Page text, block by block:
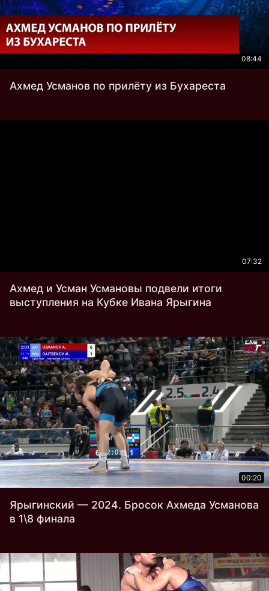
08:44
Ахмед Усманов по прилёту из Бухареста
07:32
Ахмед и Усман Усмановы подвели итоги
выступления на Кубке Ивана Ярыгина
00:20
Ярыгинский — 2024. Бросок Ахмеда Усманова
в 1\8 финала